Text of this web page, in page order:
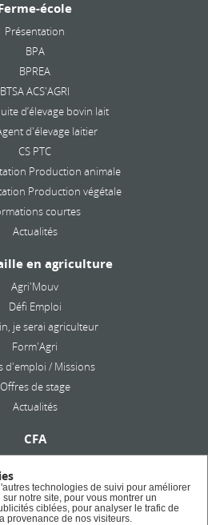
école
Présentation
BPA
BPREA
BTSA ACS'AGRI
d’élevage bovin lait
d'élevage laitier
CS PTC
Production animale
Production végétale
courtes
Actualités
en agriculture
Agri'Mouv
Défi Emploi
je serai agriculteur
Form'Agri
d'emploi / Missions
Offres de stage
Actualités
CFA
en alternance
d'apprentissage
technologies de suivi pour améliorer
notre site, pour vous montrer un
ciblées, pour analyser le trafic de
provenance de nos visiteurs.